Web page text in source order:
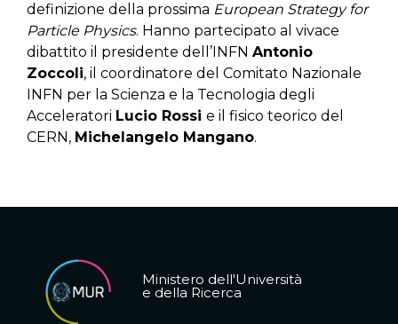
definizione della prossima European Strategy for
Particle Physics. Hanno partecipato al vivace
dibattito il presidente dell’INFN Antonio
Zoccoli, il coordinatore del Comitato Nazionale
INFN per la Scienza e la Tecnologia degli
Acceleratori Lucio Rossi e il fisico teorico del
CERN, Michelangelo Mangano.
Ministero dell'Università
e della Ricerca